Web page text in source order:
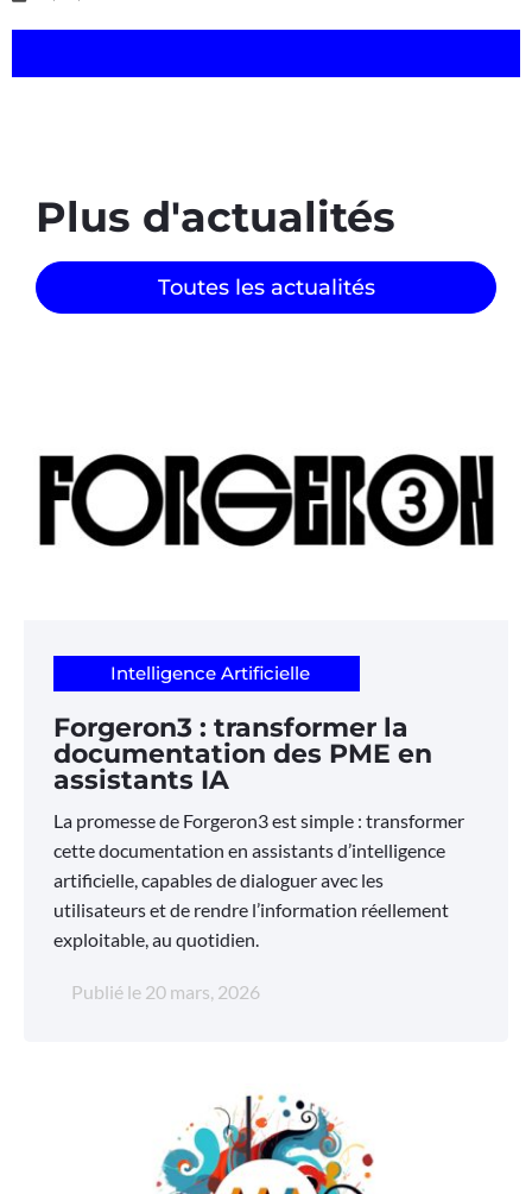
Plus d'actualités
Toutes les actualités
Intelligence Artificielle
Forgeron3 : transformer la
documentation des PME en
assistants IA
La promesse de Forgeron3 est simple : transformer
cette documentation en assistants d’intelligence
artificielle, capables de dialoguer avec les
utilisateurs et de rendre l’information réellement
exploitable, au quotidien.
Publié le 20 mars, 2026